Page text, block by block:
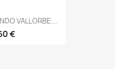
VALLORBE...
€